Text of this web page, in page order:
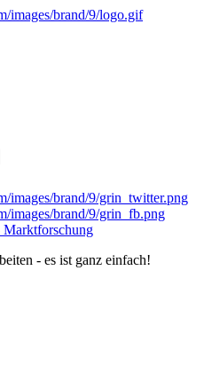
- es ist ganz einfach!